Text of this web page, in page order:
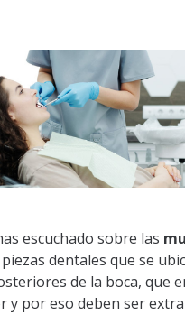
escuchado sobre las
dentales que se
de la boca, que
y por eso deben ser